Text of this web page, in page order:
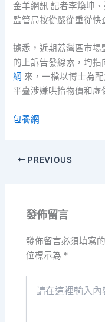
金羊網訊 記者李煥坤
監管局按從嚴從重從快
據悉，近期荔灣區市
的上訴告發線索，均
網 來，一檔以博士為
平臺涉嫌哄抬物價和虛
包養網
PREVIOUS
發佈留言
發佈留言必須填寫
位標示為 *